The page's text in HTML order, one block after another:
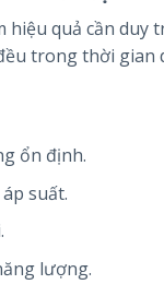
hiệu quả cần duy
trong thời gian
ổn định.
suất.
lượng.